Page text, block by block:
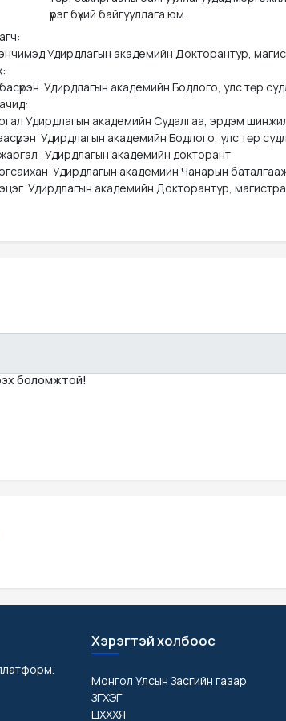
үүрэг бүхий байгууллага юм.
Удирдлагын академийн Докторантур,
Удирдлагын академийн Бодлого, улс төр
Удирдлагын академийн Судалгаа, эрдэм
Удирдлагын академийн Бодлого, улс төр
Удирдлагын академийн докторант
Удирдлагын академийн Чанарын
Удирдлагын академийн Докторантур,
боломжтой!
Хэрэгтэй холбоос
Монгол Улсын Засгийн газар
ЗГХЭГ
ЦХХХЯ